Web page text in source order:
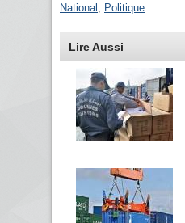
National Politique
Lire Aussi